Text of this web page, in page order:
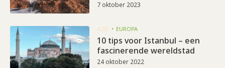
7 oktober 2023
AZIË EUROPA
10 tips voor Istanbul – een
fascinerende wereldstad
24 oktober 2022